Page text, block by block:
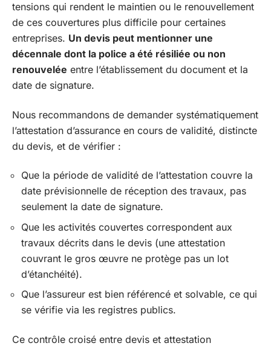
tensions qui rendent le maintien ou le renouvellement
de ces couvertures plus difficile pour certaines
entreprises. Un devis peut mentionner une
décennale dont la police a été résiliée ou non
renouvelée entre l’établissement du document et la
date de signature.
Nous recommandons de demander systématiquement
l’attestation d’assurance en cours de validité, distincte
du devis, et de vérifier :
Que la période de validité de l’attestation couvre la
date prévisionnelle de réception des travaux, pas
seulement la date de signature.
Que les activités couvertes correspondent aux
travaux décrits dans le devis (une attestation
couvrant le gros œuvre ne protège pas un lot
d’étanchéité).
Que l’assureur est bien référencé et solvable, ce qui
se vérifie via les registres publics.
Ce contrôle croisé entre devis et attestation